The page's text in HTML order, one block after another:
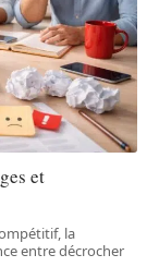
et
la
entre décrocher